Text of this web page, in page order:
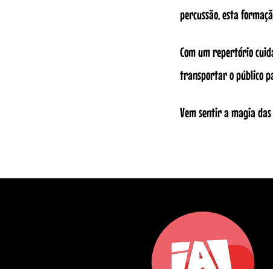
percussão, esta
Com um repertório
transportar o público
Vem sentir a magia